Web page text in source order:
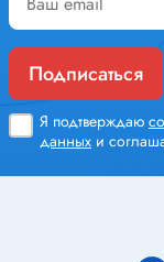
Подписаться
Я подтверждаю
данных и